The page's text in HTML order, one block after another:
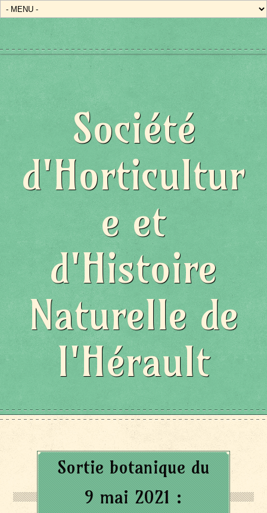
Société
d'Horticultur
e et
d'Histoire
Naturelle de
l'Hérault
Sortie botanique du
9 mai 2021 :